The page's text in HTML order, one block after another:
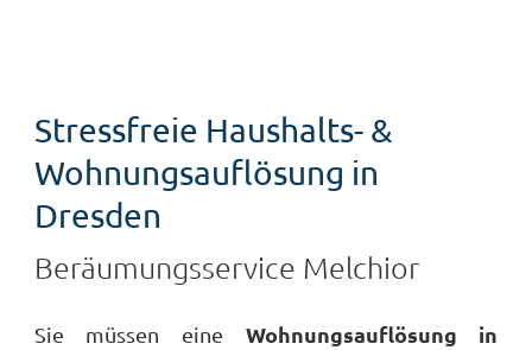
Stressfreie Haushalts- &
Wohnungsauflösung in
Dresden
Beräumungsservice Melchior
Sie müssen eine Wohnungsauflösung in